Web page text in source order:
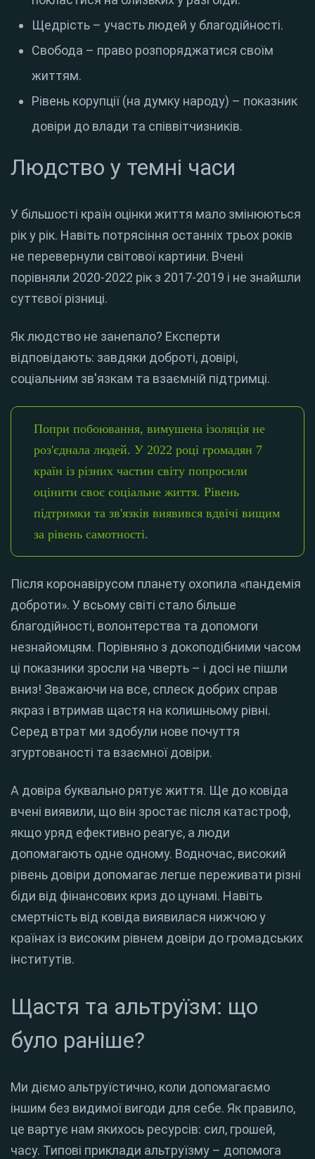
Щедрість – участь людей у ​​благодійності.
Свобода – право розпоряджатися своїм
життям.
Рівень корупції (на думку народу) – показник
довіри до влади та співвітчизників.
Людство у темні часи
У більшості країн оцінки життя мало змінюються
рік у рік. Навіть потрясіння останніх трьох років
не перевернули світової картини. Вчені
порівняли 2020-2022 рік з 2017-2019 і не знайшли
суттєвої різниці.
Як людство не занепало? Експерти
відповідають: завдяки доброті, довірі,
соціальним зв'язкам та взаємній підтримці.
Попри побоювання, вимушена ізоляція не
роз'єднала людей. У 2022 році громадян 7
країн із різних частин світу попросили
оцінити своє соціальне життя. Рівень
підтримки та зв'язків виявився вдвічі вищим
за рівень самотності.
Після коронавірусом планету охопила «пандемія
доброти». У всьому світі стало більше
благодійності, волонтерства та допомоги
незнайомцям. Порівняно з докоподібними часом
ці показники зросли на чверть – і досі не пішли
вниз! Зважаючи на все, сплеск добрих справ
якраз і втримав щастя на колишньому рівні.
Серед втрат ми здобули нове почуття
згуртованості та взаємної довіри.
А довіра буквально рятує життя. Ще до ковіда
вчені виявили, що він зростає після катастроф,
якщо уряд ефективно реагує, а люди
допомагають одне одному. Водночас, високий
рівень довіри допомагає легше переживати різні
біди від фінансових криз до цунамі. Навіть
смертність від ковіда виявилася нижчою у
країнах із високим рівнем довіри до громадських
інститутів.
Щастя та альтруїзм: що
було раніше?
Ми діємо альтруїстично, коли допомагаємо
іншим без видимої вигоди для себе. Як правило,
це вартує нам якихось ресурсів: сил, грошей,
часу. Типові приклади альтруїзму – допомога